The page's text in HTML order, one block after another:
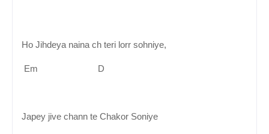
Ho Jihdeya naina ch teri lorr sohniye,
Em D
Japey jive chann te Chakor Soniye